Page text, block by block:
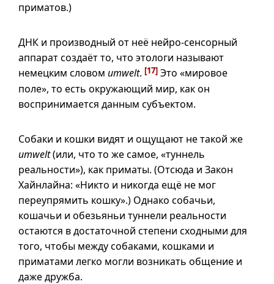
приматов.)
ДНК и производный от неё нейро-сенсорный
аппарат создаёт то, что этологи называют
немецким словом umwelt. [17] Это «мировое
поле», то есть окружающий мир, как он
воспринимается данным субъектом.
Собаки и кошки видят и ощущают не такой же
umwelt(или, что то же самое, «туннель
реальности»), как приматы. (Отсюда и Закон
Хайнлайна: «Никто и никогда ещё не мог
переупрямить кошку».) Однако собачьи,
кошачьи и обезьяньи туннели реальности
остаются в достаточной степени сходными для
того, чтобы между собаками, кошками и
приматами легко могли возникать общение и
даже дружба.